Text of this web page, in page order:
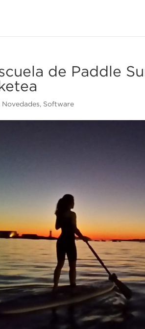
de Paddle
Novedades, Software